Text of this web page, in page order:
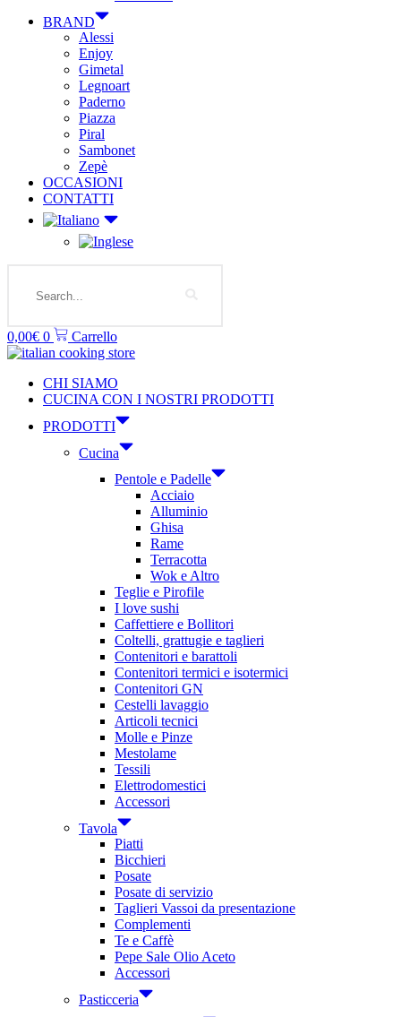
BRAND
Alessi
Enjoy
Gimetal
Legnoart
Paderno
Piazza
Piral
Sambonet
Zepè
OCCASIONI
CONTATTI
0,00€ 0 Carrello
CHI SIAMO
CUCINA CON I NOSTRI PRODOTTI
PRODOTTI
Cucina
Pentole e Padelle
Acciaio
Alluminio
Ghisa
Rame
Terracotta
Wok e Altro
Teglie e Pirofile
I love sushi
Caffettiere e Bollitori
Coltelli, grattugie e taglieri
Contenitori e barattoli
Contenitori termici e isotermici
Contenitori GN
Cestelli lavaggio
Articoli tecnici
Molle e Pinze
Mestolame
Tessili
Elettrodomestici
Accessori
Tavola
Piatti
Bicchieri
Posate
Posate di servizio
Taglieri Vassoi da presentazione
Complementi
Te e Caffè
Pepe Sale Olio Aceto
Accessori
Pasticceria